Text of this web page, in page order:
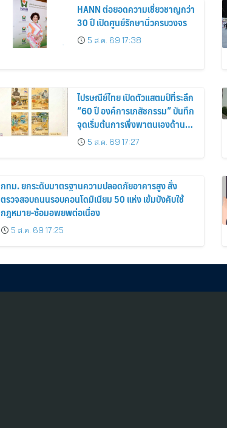
HANN ต่อยอดความเชี่ยวชาญกว่า
30 ปี เปิดศูนย์รักษานิ่วครบวงจร
5 ส.ค. 69 17:38
ไปรษณีย์ไทย เปิดตัวแสตมป์ที่ระลึก
“60 ปี องค์การเภสัชกรรม” บันทึก
จุดเริ่มต้นการพึ่งพาตนเองด้านยา
ของไทย สู่ 6 ทศวรรษแห่งการ
พัฒนาสุขภาพคนไทย
5 ส.ค. 69 17:27
กทม. ยกระดับมาตรฐานความปลอดภัยอาคารสูง สั่ง
ตรวจสอบถนนรอบคอนโดมิเนียม 50 แห่ง เข้มบังคับใช้
กฎหมาย-ซ้อมอพยพต่อเนื่อง
5 ส.ค. 69 17:25